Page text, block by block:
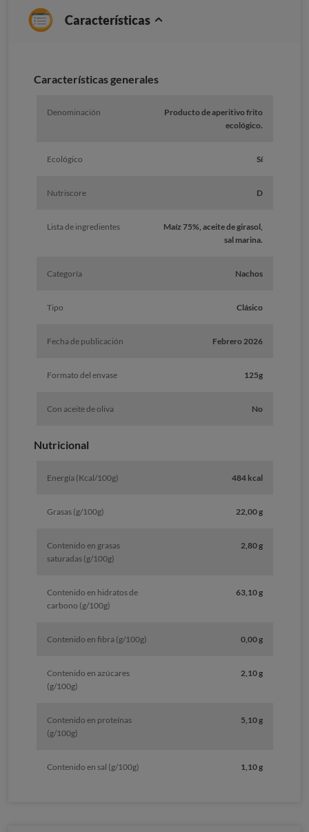
Características
Características generales
Denominación
Producto de aperitivo frito
ecológico.
Ecológico Sí
Nutriscore D
Lista de ingredientes
Maíz 75%, aceite de girasol,
sal marina.
Categoría Nachos
Tipo Clásico
Fecha de publicación Febrero 2026
Formato del envase 125g
Con aceite de oliva No
Nutricional
Energía (Kcal/100g) 484 kcal
Grasas (g/100g) 22,00 g
Contenido en grasas
saturadas (g/100g)
2,80 g
Contenido en hidratos de
carbono (g/100g)
63,10 g
Contenido en fibra (g/100g) 0,00 g
Contenido en azúcares
(g/100g)
2,10 g
Contenido en proteínas
(g/100g)
5,10 g
Contenido en sal (g/100g) 1,10 g